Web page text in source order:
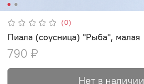
(0)
Пиала (соусница) "Рыба", малая
790 ₽
Нет в наличии